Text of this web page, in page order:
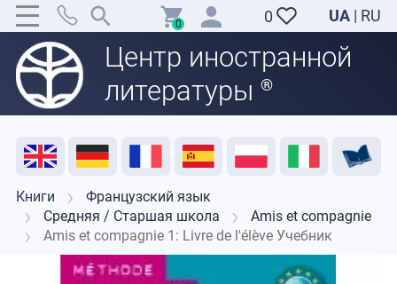
0 UA | RU
Центр иностранной
литературы ®
0
Акция Распродажа Отзывы Поддержка преподавателей
Книги
Французский язык
Средняя / Старшая школа
Amis et compagnie
Amis et compagnie 1: Livre de l'élève Учебник